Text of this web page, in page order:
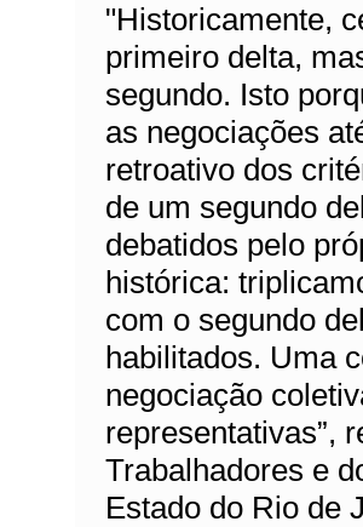
"Historicamente,
primeiro delta,
segundo. Isto
as negociações
retroativo dos
de um segundo
debatidos pelo
histórica:
com o segundo
habilitados. Uma
negociação
representativas”,
Trabalhadores e
Estado do Rio de